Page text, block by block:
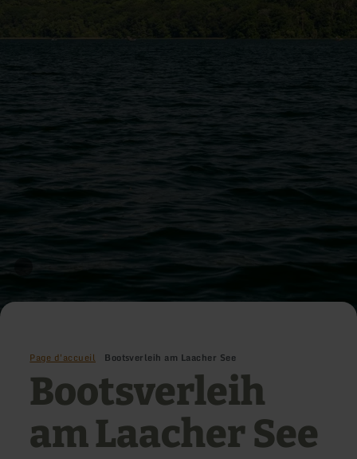
Page d'accueil Bootsverleih am Laacher See
Bootsverleih
am Laacher See